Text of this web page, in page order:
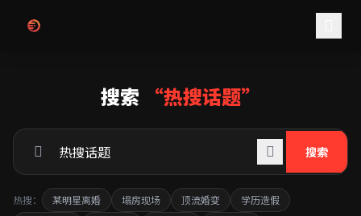
搜索 “热搜话题”
搜索
热搜： 某明星离婚 塌房现场 顶流婚变
学历造假